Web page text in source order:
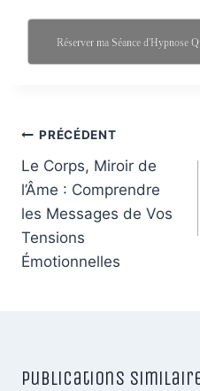
Réserver ma Séance d'Hypnose
Navigation
de
l’article
PRÉCÉDENT
Le Corps, Miroir de
l’Âme : Comprendre
les Messages de Vos
Tensions
Émotionnelles
Publications